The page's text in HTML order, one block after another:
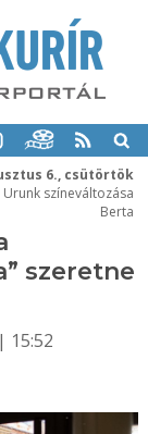
6., csütörtök
Urunk színeváltozása
Berta
szeretne
15:52